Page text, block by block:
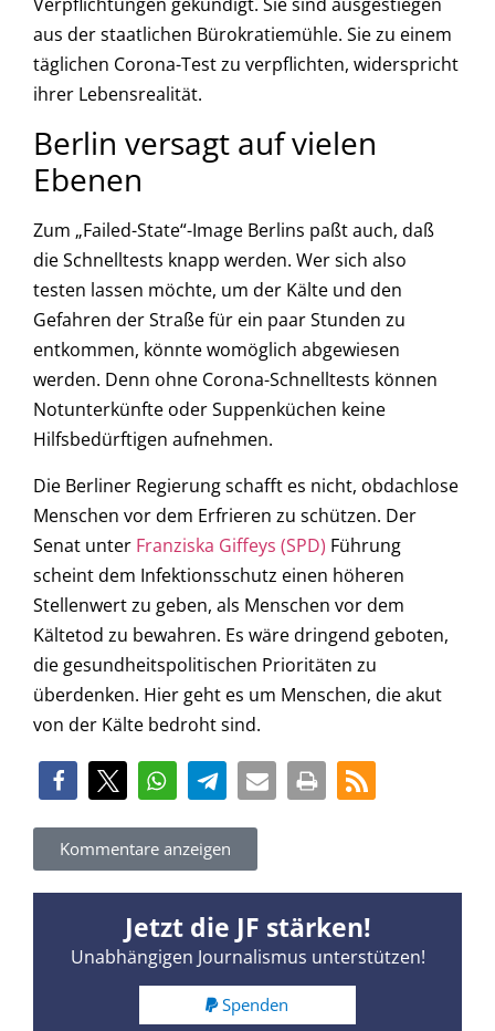
aus der staatlichen Bürokratiemühle. Sie zu einem
täglichen Corona-Test zu verpflichten, widerspricht
ihrer Lebensrealität.
Berlin versagt auf vielen
Ebenen
Zum „Failed-State“-Image Berlins paßt auch, daß
die Schnelltests knapp werden. Wer sich also
testen lassen möchte, um der Kälte und den
Gefahren der Straße für ein paar Stunden zu
entkommen, könnte womöglich abgewiesen
werden. Denn ohne Corona-Schnelltests können
Notunterkünfte oder Suppenküchen keine
Hilfsbedürftigen aufnehmen.
Die Berliner Regierung schafft es nicht, obdachlose
Menschen vor dem Erfrieren zu schützen. Der
Senat unter Franziska Giffeys (SPD) Führung
scheint dem Infektionsschutz einen höheren
Stellenwert zu geben, als Menschen vor dem
Kältetod zu bewahren. Es wäre dringend geboten,
die gesundheitspolitischen Prioritäten zu
überdenken. Hier geht es um Menschen, die akut
von der Kälte bedroht sind.
Kommentare anzeigen
Jetzt die JF stärken!
Unabhängigen Journalismus unterstützen!
Spenden